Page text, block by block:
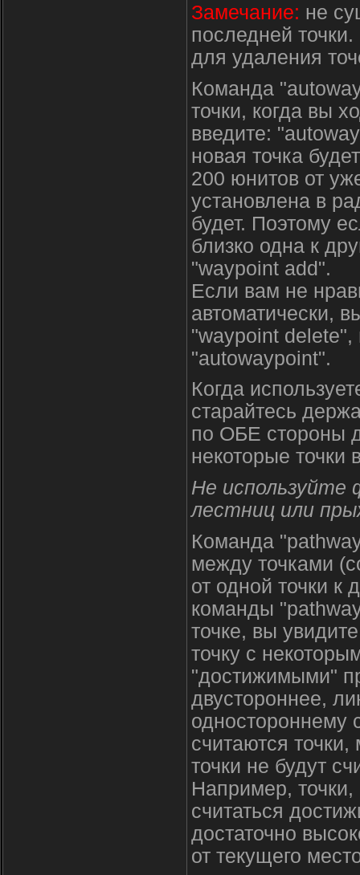
Замечание: не
последней
для удаления
Команда
точки, когда вы
введите:
новая точка
200 юнитов от
установлена в
будет. Поэтому
близко одна к
"waypoint add".
Если вам не
автоматически,
"waypoint delete",
"autowaypoint".
Когда
старайтесь
по ОБЕ стороны
некоторые
Не используйте
лестниц или
Команда
между точками
от одной точки
команды
точке, вы
точку с
"достижимыми"
двустороннее,
одностороннему
считаются
точки не будут
Например,
считаться
достаточно
от текущего